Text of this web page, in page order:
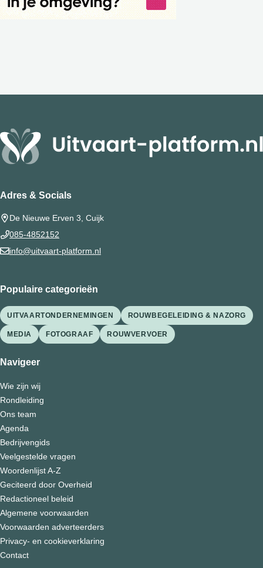
Adres & Socials
De Nieuwe Erven 3, Cuijk
085-4852152
info@uitvaart-platform.nl
Populaire categorieën
UITVAARTONDERNEMINGEN ROUWBEGELEIDING & NAZORG
MEDIA FOTOGRAAF ROUWVERVOER
Navigeer
Wie zijn wij
Rondleiding
Ons team
Agenda
Bedrijvengids
Veelgestelde vragen
Woordenlijst A-Z
Geciteerd door Overheid
Redactioneel beleid
Algemene voorwaarden
Voorwaarden adverteerders
Privacy- en cookieverklaring
Contact